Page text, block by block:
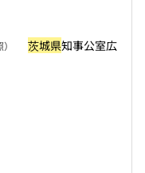
茨城県知事公室広